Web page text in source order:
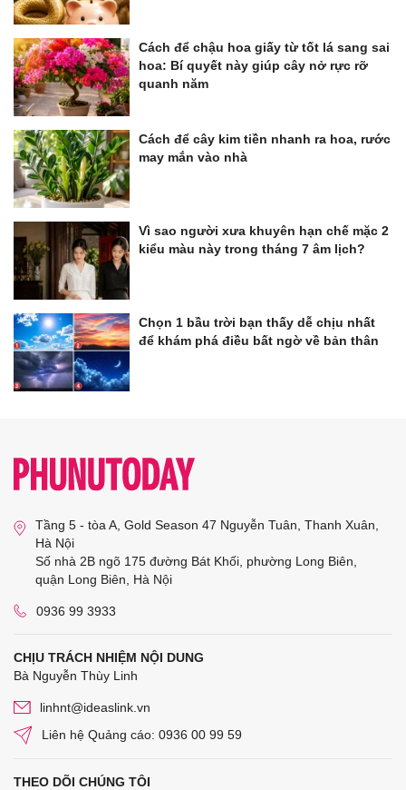
Cách để chậu hoa giấy từ tốt lá sang sai
hoa: Bí quyết này giúp cây nở rực rỡ
quanh năm
Cách để cây kim tiền nhanh ra hoa, rước
may mắn vào nhà
Vì sao người xưa khuyên hạn chế mặc 2
kiểu màu này trong tháng 7 âm lịch?
Chọn 1 bầu trời bạn thấy dễ chịu nhất
để khám phá điều bất ngờ về bản thân
Tầng 5 - tòa A, Gold Season 47 Nguyễn Tuân, Thanh Xuân,
Hà Nội
Số nhà 2B ngõ 175 đường Bát Khối, phường Long Biên,
quận Long Biên, Hà Nội
0936 99 3933
CHỊU TRÁCH NHIỆM NỘI DUNG
Bà Nguyễn Thùy Linh
linhnt@ideaslink.vn
Liên hệ Quảng cáo: 0936 00 99 59
THEO DÕI CHÚNG TÔI